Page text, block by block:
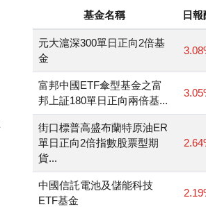
基金名稱 日報
元大滬深300單日正向2倍基
金
富邦中國ETF傘型基金之富
邦上証180單日正向兩倍基...
街口標普高盛布蘭特原油ER
單日正向2倍指數股票型期
貨...
中國信託電池及儲能科技
ETF基金